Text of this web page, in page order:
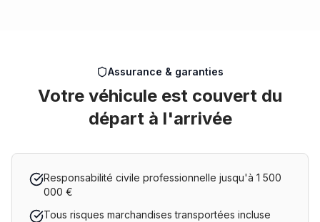
Assurance & garanties
Votre véhicule est couvert du
départ à l'arrivée
Responsabilité civile professionnelle jusqu'à 1 500
000 €
Tous risques marchandises transportées incluse